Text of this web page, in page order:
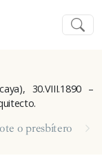
30.VIII.1890 –
o presbítero